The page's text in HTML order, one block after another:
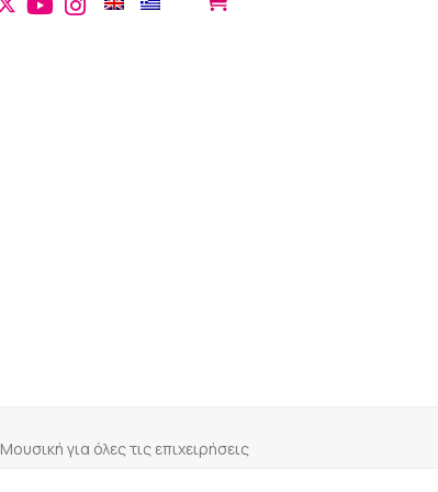
Μουσική για όλες τις επιχειρήσεις